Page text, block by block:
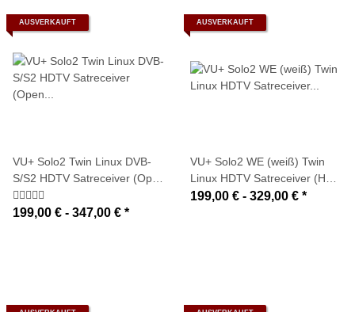
AUSVERKAUFT
VU+ Solo2 Twin Linux DVB-
S/S2 HDTV Satreceiver (Open
Source / HDD intern ready)
199,00 € - 347,00 € *
AUSVERKAUFT
VU+ Solo2 WE (weiß) Twin
Linux HDTV Satreceiver (HDD
zur Auswahl)
199,00 € - 329,00 € *